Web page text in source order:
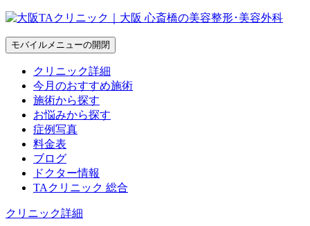
モバイルメニューの開閉
クリニック詳細
今月のおすすめ施術
施術から探す
お悩みから探す
症例写真
料金表
ブログ
ドクター情報
TAクリニック 総合
クリニック詳細